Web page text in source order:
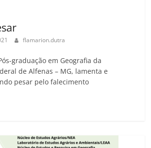
flamarion.dutra
graduação em Geografia da
de Alfenas – MG, lamenta e
pesar pelo falecimento